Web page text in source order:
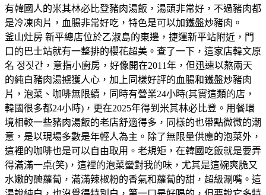
有韓國人的米其林必比登豬肉湯飯，湯頭非常好，不過豬肉都
是冷凍肉片，血腸非常好吃，特色是可以加鐵盤炒豬肉。
釜山灶房 新平總店位於乙淑島的東邊，捷運新平站附近，門
口的巴士站就有一整排的櫻花超美。查了一下，這家店韓文原
名 정짓간，意指小廚房，好像開在2011年，但迅速以熬兩天
的純白豬肉湯擄獲人心，加上同樣好評的血腸和鐵盤炒豬肉
片，泡菜、咖啡無限續，同時有營業24小時(其實這類的店，
韓國很多都24小時)，更在2025年得到米其林必比登。用餐環
境相較一些豬肉湯飯的老店舒適得多，同樣的也帶點微微的潮
意，是以現場多數是年輕人為主。除了無限量供應的泡菜外，
這裡的咖啡也是可以自由取用。老規矩，在韓國吃飯就是要弄
得滿滿一桌(笑)，這裡的泡菜蠻對我的味，尤其是這碗爽脆又
水嫩的醃蘿蔔，滿滿辣椒粉的香氣和蘿蔔的甜，超級涮嘴。這